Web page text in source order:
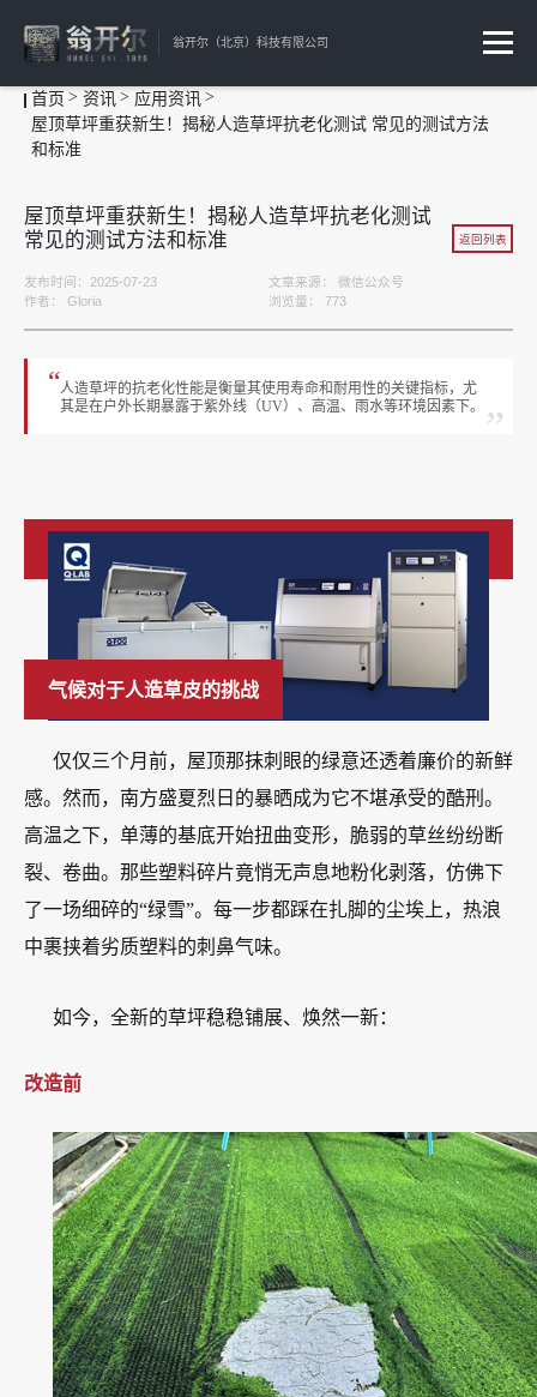
翁开尔（北京）科技有限公司
首页 资讯
应用资讯
屋顶草坪重获新生！揭秘人造草坪抗老化测试 常见的测试方法
和标准
屋顶草坪重获新生！揭秘人造草坪抗老化测试
常见的测试方法和标准
返回列表
发布时间：2025-07-23 文章来源：
微信公众号
作者：
Gloria 浏览量： 773
“人造草坪的抗老化性能是衡量其使用寿命和耐用性的关键指标，尤
其是在户外长期暴露于紫外线（UV）、高温、雨水等环境因素下。
”
气候对于人造草皮的挑战
仅仅三个月前，屋顶那抹刺眼的绿意还透着廉价的新鲜
感。然而，南方盛夏烈日的暴晒成为它不堪承受的酷刑。
高温之下，单薄的基底开始扭曲变形，脆弱的草丝纷纷断
裂、卷曲。那些塑料碎片竟悄无声息地粉化剥落，仿佛下
了一场细碎的“绿雪”。每一步都踩在扎脚的尘埃上，热浪
中裹挟着劣质塑料的刺鼻气味。
如今，全新的草坪稳稳铺展、焕然一新：
改造前